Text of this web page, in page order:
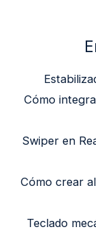
Cómo
Swiper en
Cómo crear
Teclado